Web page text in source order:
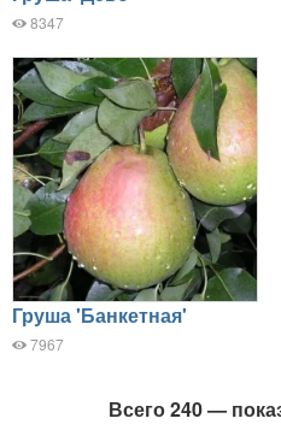
8347
Груша 'Банкетная'
7967
Всего 240 —